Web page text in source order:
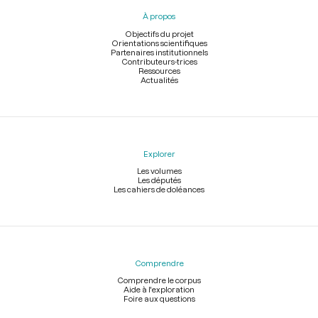
À propos
Objectifs du projet
Orientations scientifiques
Partenaires institutionnels
Contributeurs-trices
Ressources
Actualités
Explorer
Les volumes
Les députés
Les cahiers de doléances
Comprendre
Comprendre le corpus
Aide à l'exploration
Foire aux questions